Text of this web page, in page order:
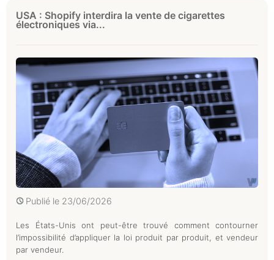
USA : Shopify interdira la vente de cigarettes
électroniques via...
Publié le 23/06/2026
Les États-Unis ont peut-être trouvé comment contourner
l’impossibilité d’appliquer la loi produit par produit, et vendeur
par vendeur.